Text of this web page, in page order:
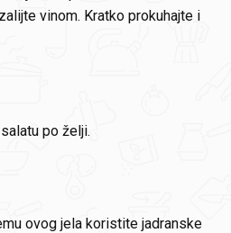
vinom. Kratko prokuhajte i
po želji.
ovog jela koristite jadranske